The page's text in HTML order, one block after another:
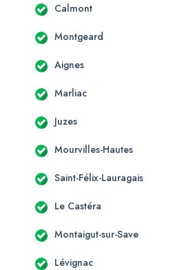
Calmont
Montgeard
Aignes
Marliac
Juzes
Mourvilles-Hautes
Saint-Félix-Lauragais
Le Castéra
Montaigut-sur-Save
Lévignac